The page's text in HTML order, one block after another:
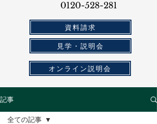
0120-528-281​
資料請求
見学・説明会
オンライン説明会
記事
全ての記事